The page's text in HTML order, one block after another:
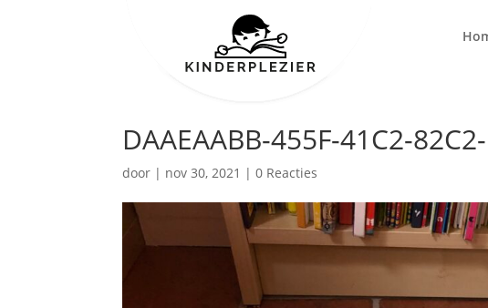
DAAEAABB-455F-41C2-
door | nov 30, 2021 |0 Reacties